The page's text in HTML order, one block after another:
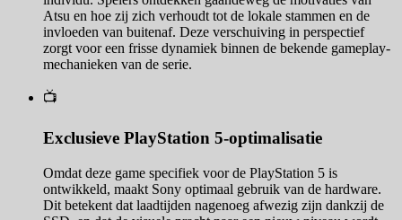
Atsu en hoe zij zich verhoudt tot de lokale stammen en de
invloeden van buitenaf. Deze verschuiving in perspectief
zorgt voor een frisse dynamiek binnen de bekende gameplay-
mechanieken van de serie.
📺
Exclusieve PlayStation 5-optimalisatie
Omdat deze game specifiek voor de PlayStation 5 is
ontwikkeld, maakt Sony optimaal gebruik van de hardware.
Dit betekent dat laadtijden nagenoeg afwezig zijn dankzij de